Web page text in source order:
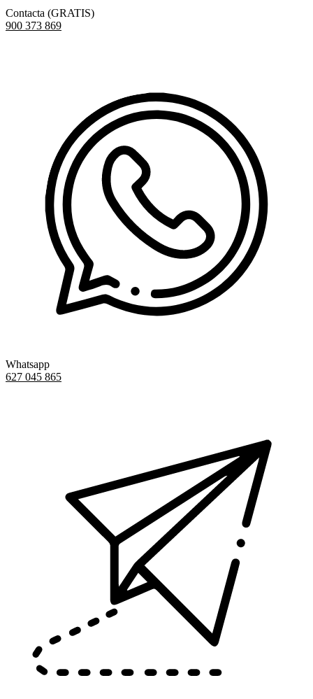
Contacta (GRATIS)
900 373 869
Whatsapp
627 045 865